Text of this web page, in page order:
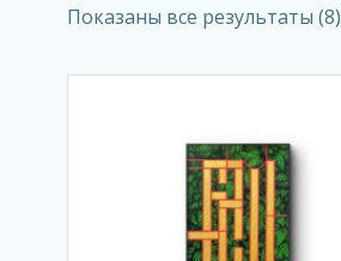
Показаны все результаты (8)